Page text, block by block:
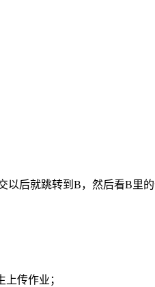
后就跳转到B，然后看B里
传作业；